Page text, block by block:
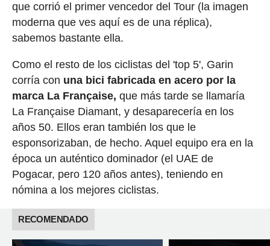
que corrió el primer vencedor del Tour (la imagen
moderna que ves aquí es de una réplica),
sabemos bastante ella.
Como el resto de los ciclistas del 'top 5', Garin
corría con una bici fabricada en acero por la
marca La Française, que más tarde se llamaría
La Française Diamant, y desaparecería en los
años 50. Ellos eran también los que le
esponsorizaban, de hecho. Aquel equipo era en la
época un auténtico dominador (el UAE de
Pogacar, pero 120 años antes), teniendo en
nómina a los mejores ciclistas.
RECOMENDADO